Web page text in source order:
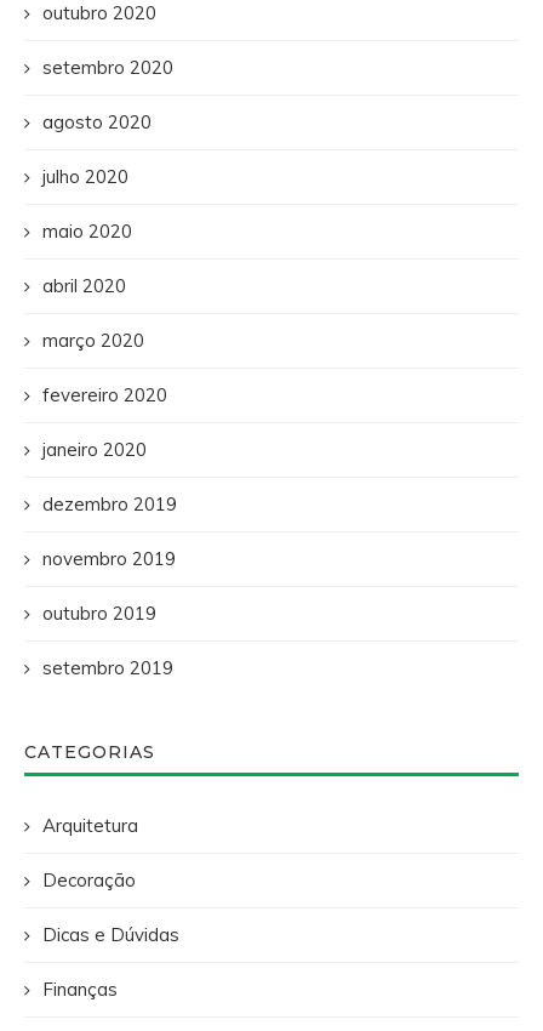
outubro 2020
setembro 2020
agosto 2020
julho 2020
maio 2020
abril 2020
março 2020
fevereiro 2020
janeiro 2020
dezembro 2019
novembro 2019
outubro 2019
setembro 2019
CATEGORIAS
Arquitetura
Decoração
Dicas e Dúvidas
Finanças